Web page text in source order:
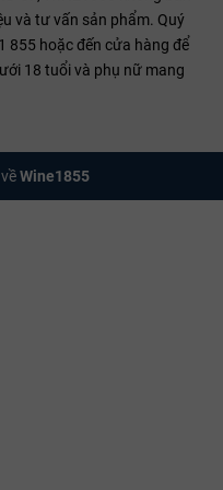
và tư vấn sản phẩm. Quý
855 hoặc đến cửa hàng để
18 tuổi và phụ nữ mang
Wine1855